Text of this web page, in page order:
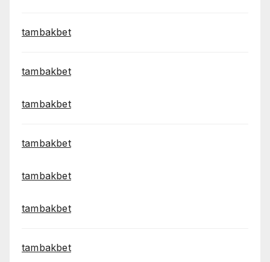
tambakbet
tambakbet
tambakbet
tambakbet
tambakbet
tambakbet
tambakbet